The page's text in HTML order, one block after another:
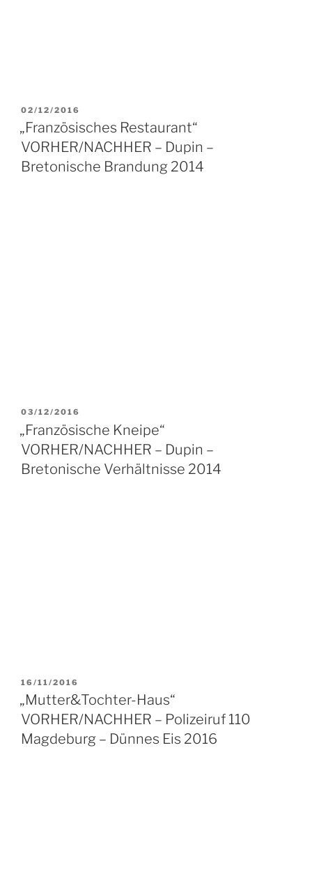
VERÖFFENTLICHT
AM
02/12/2016
„Französisches Restaurant“
VORHER/NACHHER – Dupin –
Bretonische Brandung 2014
VERÖFFENTLICHT
AM
03/12/2016
„Französische Kneipe“
VORHER/NACHHER – Dupin –
Bretonische Verhältnisse 2014
VERÖFFENTLICHT
AM
16/11/2016
„Mutter&Tochter-Haus“
VORHER/NACHHER – Polizeiruf 110
Magdeburg – Dünnes Eis 2016